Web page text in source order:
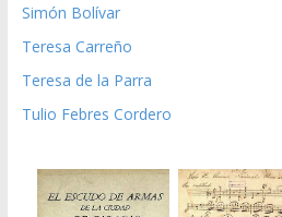
Simón Bolívar
Teresa Carreño
Teresa de la Parra
Tulio Febres Cordero